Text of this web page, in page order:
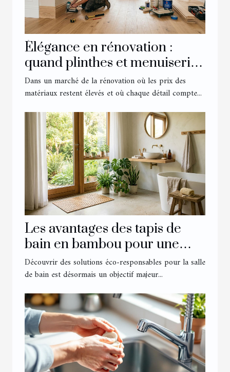
Élégance en rénovation :
quand plinthes et menuiserie
transforment un intérieur
Dans un marché de la rénovation où les prix des
matériaux restent élevés et où chaque détail compte...
Les avantages des tapis de
bain en bambou pour une
salle éco-responsable
Découvrir des solutions éco-responsables pour la salle
de bain est désormais un objectif majeur...